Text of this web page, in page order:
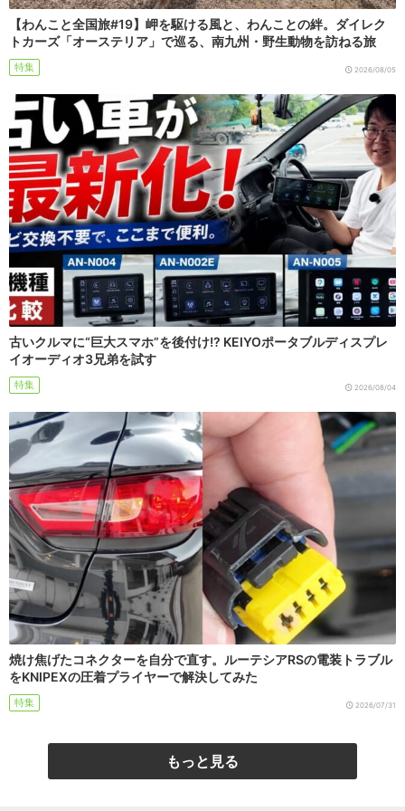
【わんこと全国旅#19】岬を駆ける風と、わんことの絆。ダイレク
トカーズ「オーステリア」で巡る、南九州・野生動物を訪ねる旅
特集 2026/08/05
古いクルマに“巨大スマホ”を後付け!? KEIYOポータブルディスプレ
イオーディオ3兄弟を試す
特集 2026/08/04
焼け焦げたコネクターを自分で直す。ルーテシアRSの電装トラブル
をKNIPEXの圧着プライヤーで解決してみた
特集 2026/07/31
もっと見る